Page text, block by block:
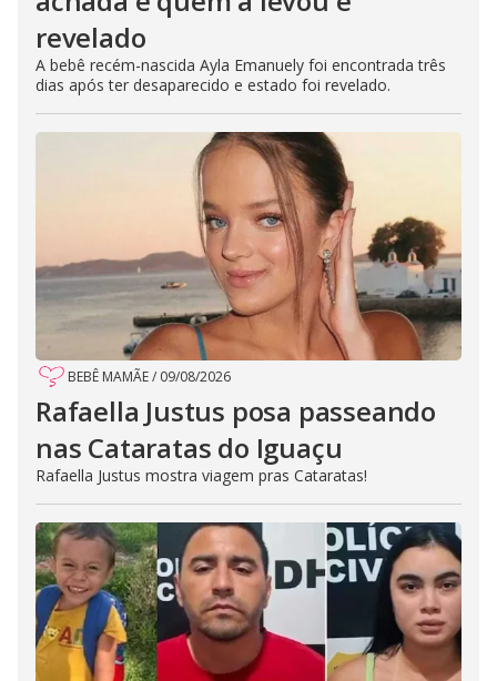
revelado
A bebê recém-nascida Ayla Emanuely foi encontrada três
dias após ter desaparecido e estado foi revelado.
BEBÊ MAMÃE/ 09/08/2026
Rafaella Justus posa passeando
nas Cataratas do Iguaçu
Rafaella Justus mostra viagem pras Cataratas!